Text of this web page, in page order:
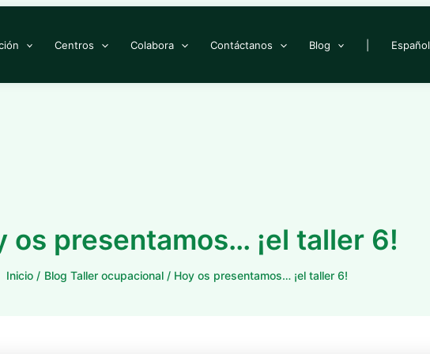
Centros Colabora Contáctanos Blog Español
os presentamos… ¡el taller 6!
Inicio Blog Taller ocupacional Hoy os presentamos… ¡el taller 6!